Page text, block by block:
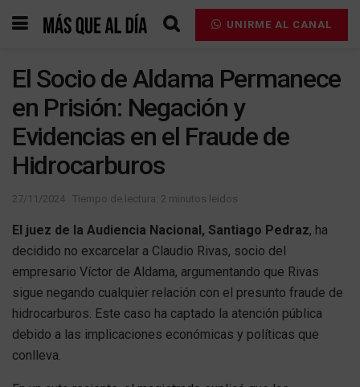
UNIRME AL CANAL
El Socio de Aldama Permanece
en Prisión: Negación y
Evidencias en el Fraude de
Hidrocarburos
27/11/2024 Tiempo de lectura: 2 minutos leidos
El juez de la Audiencia Nacional, Santiago Pedraz, ha
decidido no excarcelar a Claudio Rivas, socio del
empresario Víctor de Aldama, argumentando que Rivas
sigue negando cualquier relación con el presunto fraude de
hidrocarburos. Este caso ha captado la atención pública
debido a las implicaciones económicas y políticas que
conlleva.